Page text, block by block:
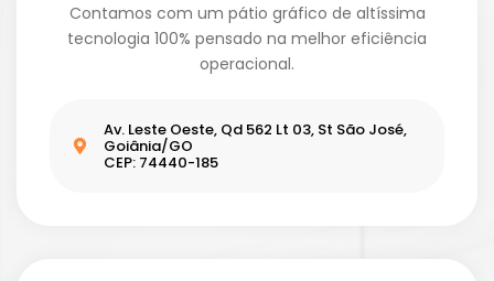
Contamos com um pátio gráfico de altíssima
tecnologia 100% pensado na melhor eficiência
operacional.
Av. Leste Oeste, Qd 562 Lt 03, St São José,
Goiânia/GO
CEP: 74440-185